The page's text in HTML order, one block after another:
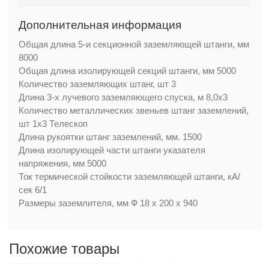
Дополнительная информация
Общая длина 5-и секционной заземляющей штанги, мм
8000
Общая длина изолирующей секций штанги, мм 5000
Количество заземляющих штанг, шт 3
Длина 3-х лучевого заземляющего спуска, м 8,0х3
Количество металлических звеньев штанг заземлений,
шт 1х3 Телескоп
Длина рукоятки штанг заземлений, мм. 1500
Длина изолирующей части штанги указателя
напряжения, мм 5000
Ток термической стойкости заземляющей штанги, кА/
сек 6/1
Размеры заземлителя, мм Ф 18 x 200 x 940
Похожие товары